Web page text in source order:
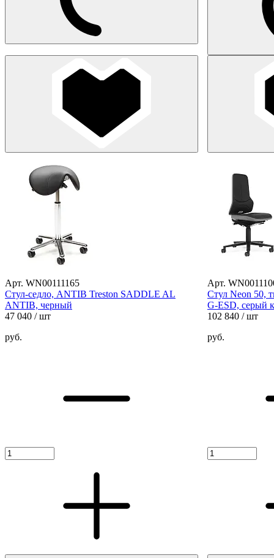
Арт. WN00111165
Стул-седло, ANTIB Treston SADDLE AL
ANTIB, черный
47 040 / шт
руб.
Арт.
Стул Neon 50,
G-ESD, серый
102 840 / шт
руб.